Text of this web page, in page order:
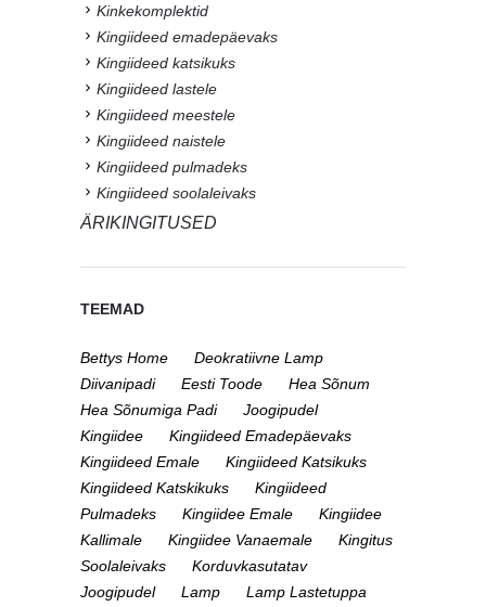
Kinkekomplektid
Kingiideed emadepäevaks
Kingiideed katsikuks
Kingiideed lastele
Kingiideed meestele
Kingiideed naistele
Kingiideed pulmadeks
Kingiideed soolaleivaks
ÄRIKINGITUSED
TEEMAD
Bettys Home
Deokratiivne Lamp
Diivanipadi
Eesti Toode
Hea Sõnum
Hea Sõnumiga Padi
Joogipudel
Kingiidee
Kingiideed Emadepäevaks
Kingiideed Emale
Kingiideed Katsikuks
Kingiideed Katskikuks
Kingiideed
Pulmadeks
Kingiidee Emale
Kingiidee
Kallimale
Kingiidee Vanaemale
Kingitus
Soolaleivaks
Korduvkasutatav
Joogipudel
Lamp
Lamp Lastetuppa